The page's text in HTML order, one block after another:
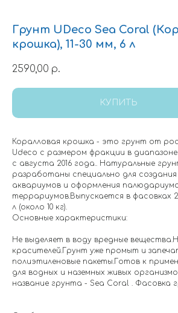
Грунт UDeco Sea Coral
крошка), 11-30 мм, 6 л
2590,00 р.
КУПИТЬ
Коралловая крошка - это грунт от
Udeco с размером фракции в диапазоне
с августа 2016 года.. Натуральные
разработаны специально для
аквариумов и оформления
террариумов.Выпускается в фасовках 2
л (около 10 кг).
Основные характеристики:
Не выделяет в воду вредные
красителей.Грунт уже промыт и
полиэтиленовые пакеты.Готов к
для водных и наземных живых
название грунта - Sea Coral . Фасовка